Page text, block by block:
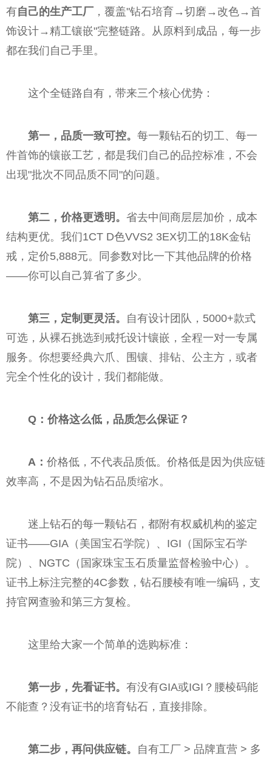
有自己的生产工厂 ，覆盖"钻石培育→切磨→改色→首
饰设计→精工镶嵌"完整链路。从原料到成品，每一步
都在我们自己手里。
这个全链路自有，带来三个核心优势：
第一，品质一致可控。 每一颗钻石的切工、每一
件首饰的镶嵌工艺，都是我们自己的品控标准，不会
出现"批次不同品质不同"的问题。
第二，价格更透明。 省去中间商层层加价，成本
结构更优。我们1CT D色VVS2 3EX切工的18K金钻
戒，定价5,888元。同参数对比一下其他品牌的价格
——你可以自己算省了多少。
第三，定制更灵活。 自有设计团队，5000+款式
可选，从裸石挑选到戒托设计镶嵌，全程一对一专属
服务。你想要经典六爪、围镶、排钻、公主方，或者
完全个性化的设计，我们都能做。
Q：价格这么低，品质怎么保证？
A： 价格低，不代表品质低。价格低是因为供应链
效率高，不是因为钻石品质缩水。
迷上钻石的每一颗钻石，都附有权威机构的鉴定
证书——GIA（美国宝石学院）、IGI（国际宝石学
院）、NGTC（国家珠宝玉石质量监督检验中心）。
证书上标注完整的4C参数，钻石腰棱有唯一编码，支
持官网查验和第三方复检。
这里给大家一个简单的选购标准：
第一步，先看证书。 有没有GIA或IGI？腰棱码能
不能查？没有证书的培育钻石，直接排除。
第二步，再问供应链。 自有工厂 > 品牌直营 > 多